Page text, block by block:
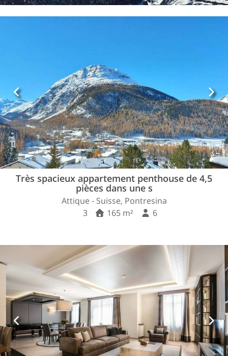
Très spacieux appartement penthouse de 4,5
pièces dans une s
Attique - Suisse, Pontresina
3
165 m² 6